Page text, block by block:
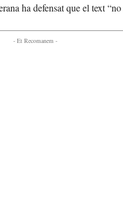
ha defensat que el text
- Et Recomanem -